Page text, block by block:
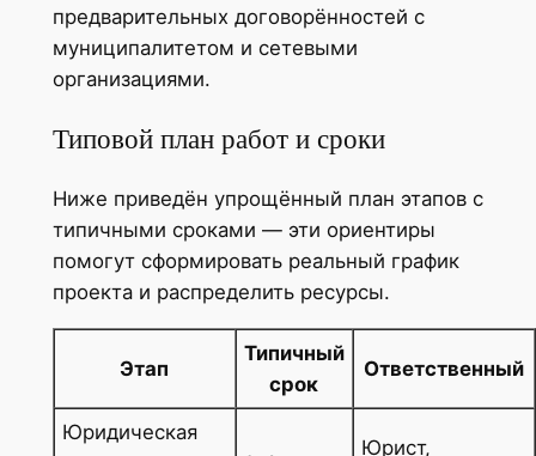
предварительных договорённостей с
муниципалитетом и сетевыми
организациями.
Типовой план работ и сроки
Ниже приведён упрощённый план этапов с
типичными сроками — эти ориентиры
помогут сформировать реальный график
проекта и распределить ресурсы.
Этап
Типичный
срок
Ответственный
Юридическая
Юрист,